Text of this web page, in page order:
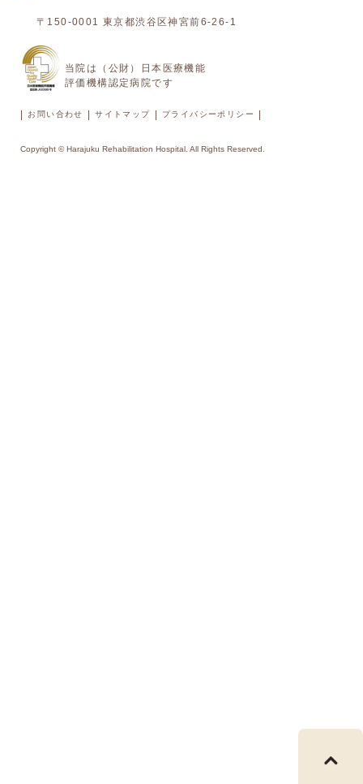
〒150-0001 東京都渋谷区神宮前6-26-1
当院は（公財）日本医療機能
評価機構認定病院です
お問い合わせ サイトマップ プライバシーポリシー
Copyright © Harajuku Rehabilitation Hospital. All Rights Reserved.